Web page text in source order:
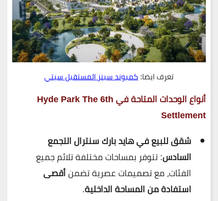
تعرف ايضا:كمبوند سينز المستقبل سيتي
أنواع الوحدات المتاحة في Hyde Park The 6th
Settlement
شقق للبيع في هايد بارك سنترال التجمع
السادس: تتوفر بمساحات مختلفة تلائم جميع
الفئات، مع تصميمات عصرية تضمنأقصى
استفادة من المساحة الداخلية.